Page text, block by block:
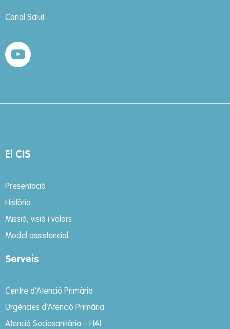
Canal Salut
El CIS
Presentació
Història
Missió, visió i valors
Model assistencial
Serveis
Centre d’Atenció Primària
Urgències d’Atenció Primària
Atenció Sociosanitària – HAI